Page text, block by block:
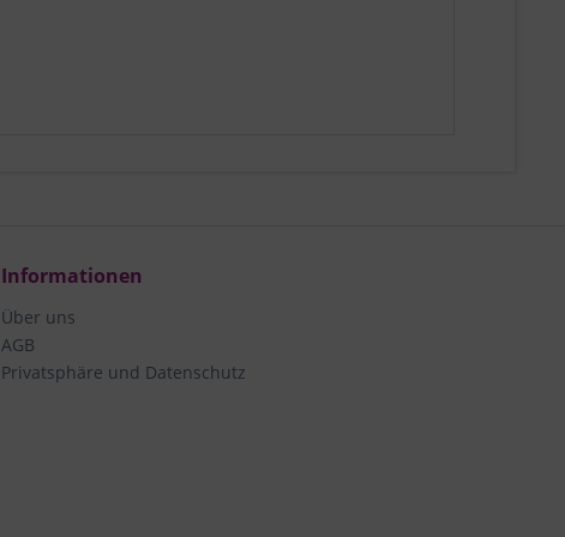
Informationen
Über uns
AGB
Privatsphäre und Datenschutz